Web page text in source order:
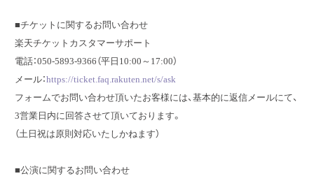
■チケットに関するお問い合わせ
楽天チケットカスタマーサポート
電話：050-5893-9366（平日10:00～17:00）
メール：https://ticket.faq.rakuten.net/s/ask
フォームでお問い合わせ頂いたお客様には、基本的に返信メールにて、
3営業日内に回答させて頂いております。
（土日祝は原則対応いたしかねます）
■公演に関するお問い合わせ